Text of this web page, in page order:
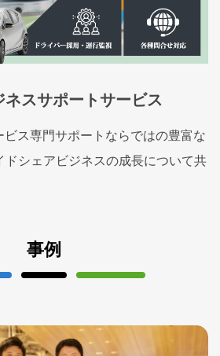
スサポートサービス
ス専門サポートならではの豊富な
ドシェアビジネスの成長について共
事例